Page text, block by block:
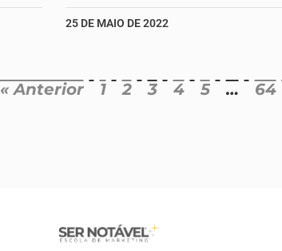
25 DE MAIO DE 2022
« Anterior 1 2 3 4 5 … 64